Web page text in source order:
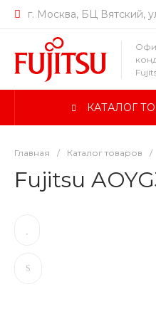
г. Москва, БЦ Вятский,
КАТАЛОГ
Главная / Каталог товаров /
Fujitsu